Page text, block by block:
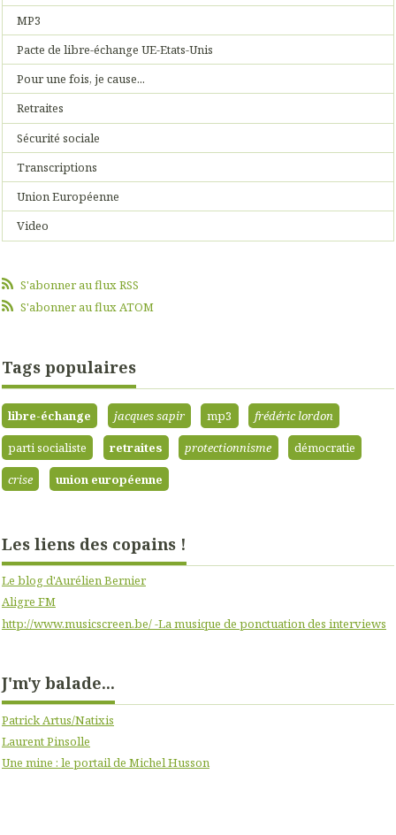
MP3
Pacte de libre-échange UE-Etats-Unis
Pour une fois, je cause...
Retraites
Sécurité sociale
Transcriptions
Union Européenne
Video
S'abonner au flux RSS
S'abonner au flux ATOM
Tags populaires
libre-échange jacques sapir mp3
frédéric lordon
parti socialiste
retraites protectionnisme
démocratie
crise
union européenne
Les liens des copains !
Le blog d'Aurélien Bernier
Aligre FM
http://www.musicscreen.be/ -La musique de ponctuation des interviews
J'm'y balade...
Patrick Artus/Natixis
Laurent Pinsolle
Une mine : le portail de Michel Husson